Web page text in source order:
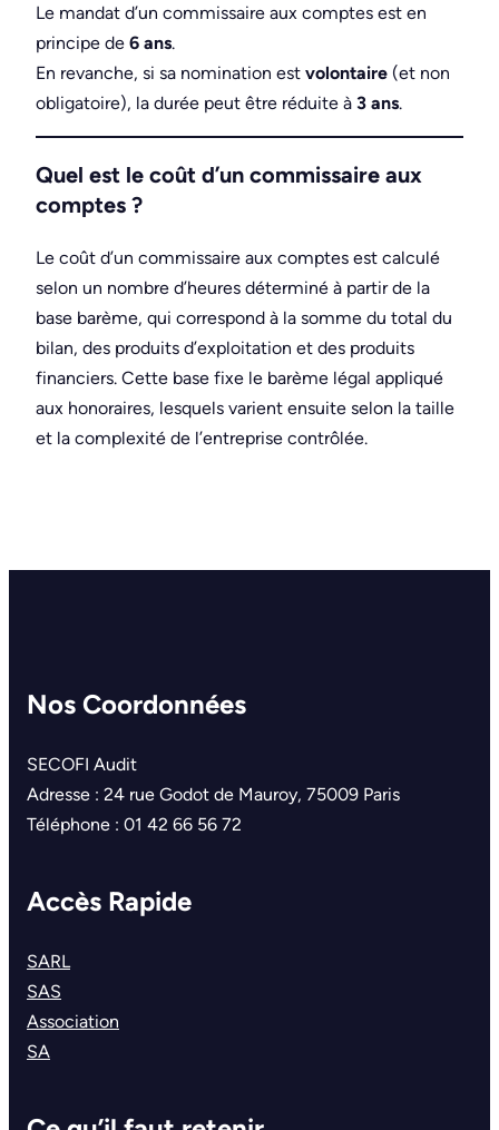
Le mandat d’un commissaire aux comptes est en
principe de 6 ans.
En revanche, si sa nomination est volontaire (et non
obligatoire), la durée peut être réduite à 3 ans.
Quel est le coût d’un commissaire aux
comptes ?
Le coût d’un commissaire aux comptes est calculé
selon un nombre d’heures déterminé à partir de la
base barème, qui correspond à la somme du total du
bilan, des produits d’exploitation et des produits
financiers. Cette base fixe le barème légal appliqué
aux honoraires, lesquels varient ensuite selon la taille
et la complexité de l’entreprise contrôlée.
Nos Coordonnées
SECOFI Audit
Adresse : 24 rue Godot de Mauroy, 75009 Paris
Téléphone : 01 42 66 56 72
Accès Rapide
SARL
SAS
Association
SA